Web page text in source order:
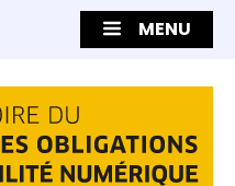
MENU